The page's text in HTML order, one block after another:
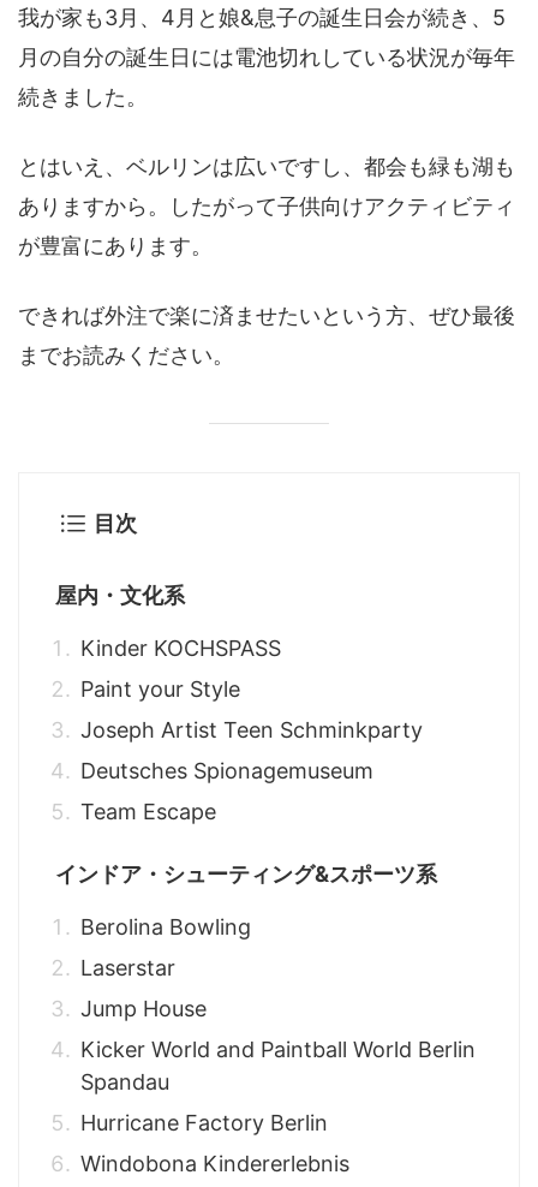
我が家も3月、4月と娘&息子の誕生日会が続き、5
月の自分の誕生日には電池切れしている状況が毎年
続きました。
とはいえ、ベルリンは広いですし、都会も緑も湖も
ありますから。したがって子供向けアクティビティ
が豊富にあります。
できれば外注で楽に済ませたいという方、ぜひ最後
までお読みください。
目次
屋内・文化系
Kinder KOCHSPASS
Paint your Style
Joseph Artist Teen Schminkparty
Deutsches Spionagemuseum
Team Escape
インドア・シューティング&スポーツ系
Berolina Bowling
Laserstar
Jump House
Kicker World and Paintball World Berlin
Spandau
Hurricane Factory Berlin
Windobona Kindererlebnis